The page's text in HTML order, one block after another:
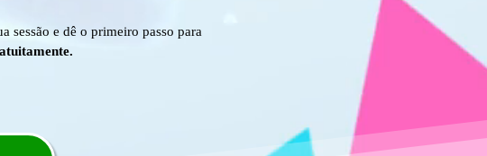
sessão e dê o primeiro passo para